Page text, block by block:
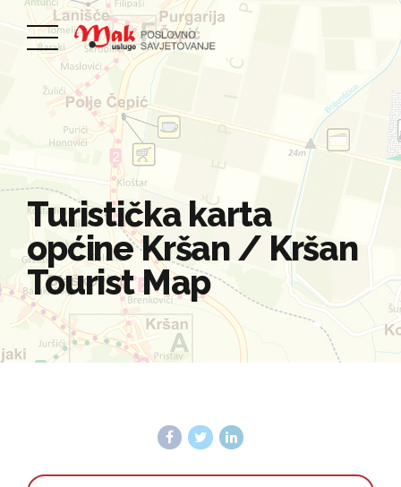
Turistička karta
općine Kršan / Kršan
Tourist Map